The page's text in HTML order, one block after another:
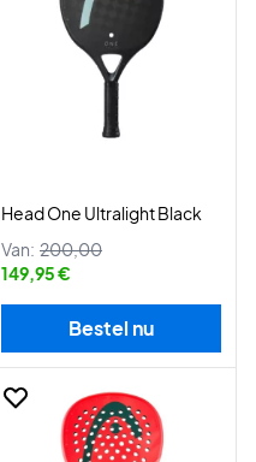
Head One Ultralight Black
Van: 200,00
149,95 €
Bestel nu